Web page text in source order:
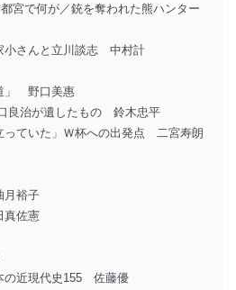
宮で何が／銃を奪われた熊ハンター
小さんと立川談志 中村計
」 野口美惠
良治が遺したもの 鈴木忠平
ていた」Ｗ杯への出発点 二宮寿朗
裕子
佐憲
の近現代史155 佐藤優